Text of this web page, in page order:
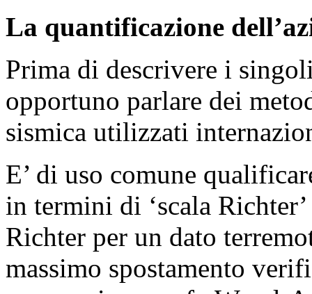
La quantificazione
Prima di descrivere i
opportuno parlare dei
sismica utilizzati
E’ di uso comune
in termini di ‘scala
Richter per un dato
massimo spostamento